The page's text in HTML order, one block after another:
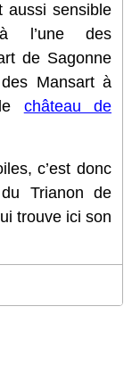
aussi sensible
l’une des
de Sagonne
Mansart à
château de
c’est donc
Trianon de
trouve ici son